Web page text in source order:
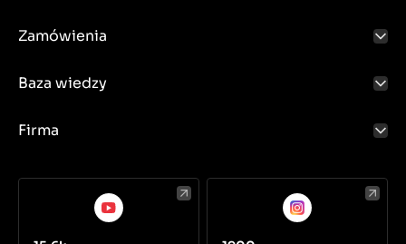
Zamówienia
Baza wiedzy
Firma